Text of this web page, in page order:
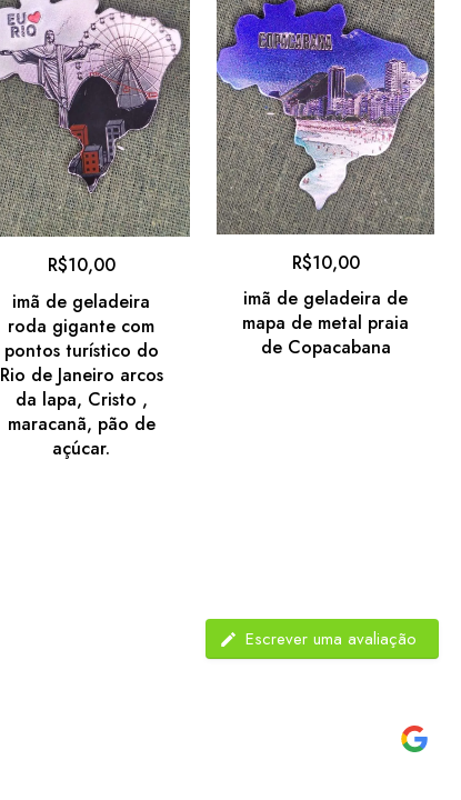
imã de geladeira
roda gigante com
pontos turístico do
Rio de Janeiro arcos
da lapa, Cristo ,
maracanã, pão de
açúcar.
R$10,00
imã de geladeira de
mapa de metal praia
de Copacabana
R$10,00
Escrever uma avaliação